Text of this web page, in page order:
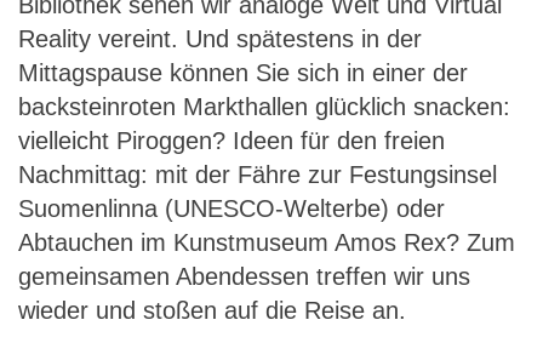
Reality vereint. Und spätestens in der
Mittagspause können Sie sich in einer der
backsteinroten Markthallen glücklich snacken:
vielleicht Piroggen? Ideen für den freien
Nachmittag: mit der Fähre zur Festungsinsel
Suomenlinna (UNESCO-Welterbe) oder
Abtauchen im Kunstmuseum Amos Rex? Zum
gemeinsamen Abendessen treffen wir uns
wieder und stoßen auf die Reise an.